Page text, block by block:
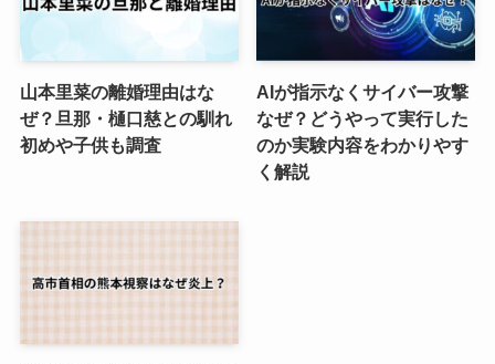
山本里菜の離婚理由はな
ぜ？旦那・樋口慈との馴れ
初めや子供も調査
AIが指示なくサイバー攻撃
なぜ？どうやって実行した
のか実験内容をわかりやす
く解説